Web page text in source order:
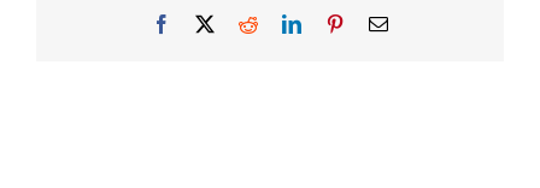
Facebook RedditLinkedInPinterestEmail